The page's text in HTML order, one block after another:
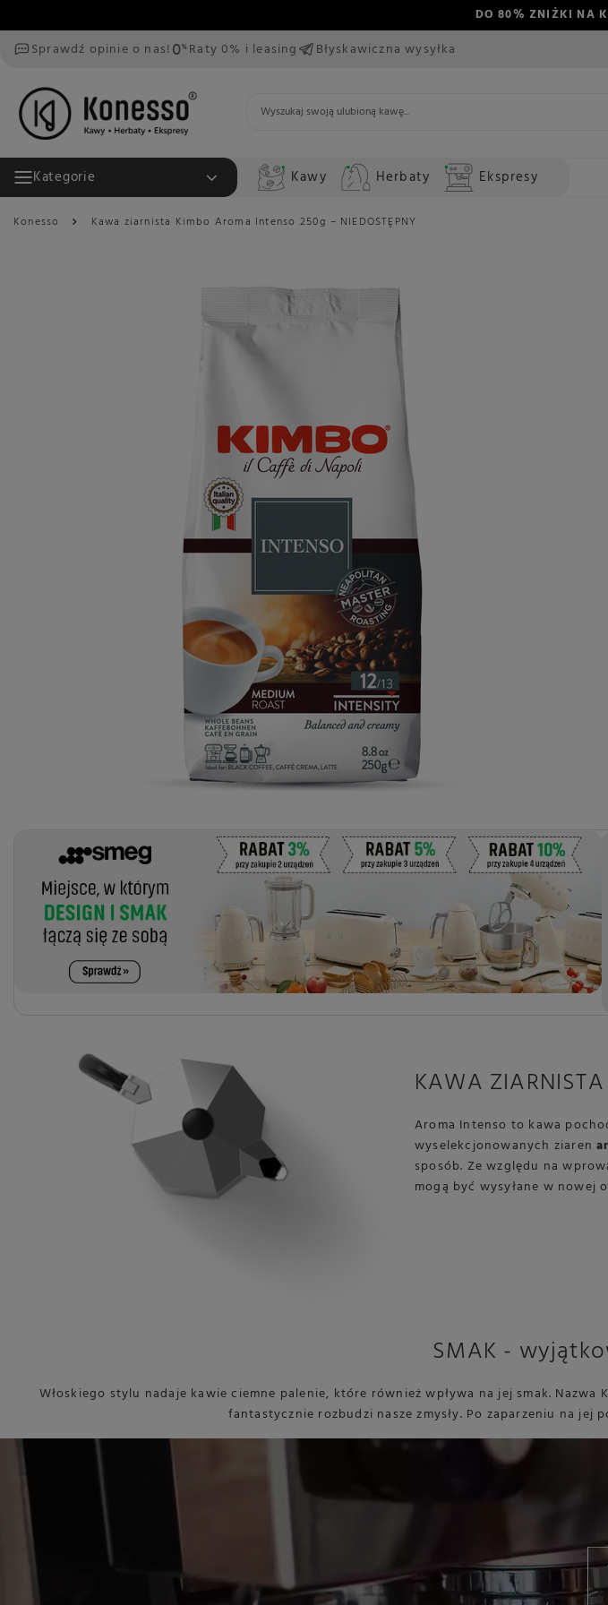
DO 80% ZNIŻKI NA
Sprawdź opinie o nas!
Raty 0% i leasing Błyskawiczna wysyłka
Kategorie Kawy Herbaty Ekspresy
Konesso Kawa ziarnista Kimbo Aroma Intenso 250g – NIEDOSTĘPNY
KAWA
Aroma Intenso to kawa
wyselekcjonowanych ziaren
sposób. Ze względu na
mogą być wysyłane w nowej
SMAK -
Włoskiego stylu nadaje kawie ciemne palenie, które również wpływa na jej smak.
fantastycznie rozbudzi nasze zmysły. Po zaparzeniu na